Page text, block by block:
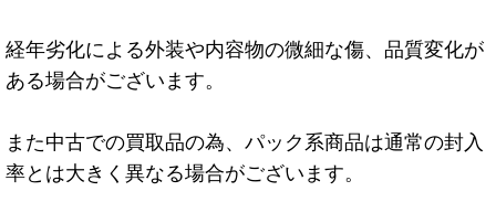
経年劣化による外装や内容物の微細な傷、品質変化が
ある場合がございます。
また中古での買取品の為、パック系商品は通常の封入
率とは大きく異なる場合がございます。